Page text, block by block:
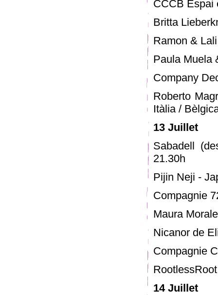
CCCB Espai
Britta
Ramon &
Paula Muela
Company
Roberto
Itàlia /
13 Juillet
Sabadell
21.30h
Pijin Neji -
Compagnie
Maura
Nicanor de
Compagnie
14 Juillet